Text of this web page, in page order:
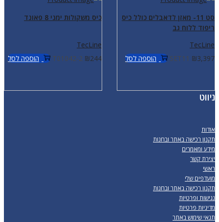
סט 11- מאזן לדאבלים כולל כיס
ריפוד ללוח גב
TecLine
SET11 ₪3,397 הוספה לסל
כיס משקולות ימני 8 פאונד
TecLine
T01042-2 ₪244 הוספה לסל
ניווט
אודות
תקנון רכישה באתר ובחנות
מידע ומאמרים
יצירת קשר
ראשי
מועדפים שלי
תקנון רכישה באתר ובחנות
נגישות ופרטיות
מדיניות פרטיות
תנאי שימוש באתר